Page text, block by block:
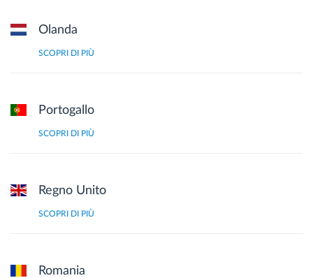
Olanda
SCOPRI DI PIÙ
Portogallo
SCOPRI DI PIÙ
Regno Unito
SCOPRI DI PIÙ
Romania